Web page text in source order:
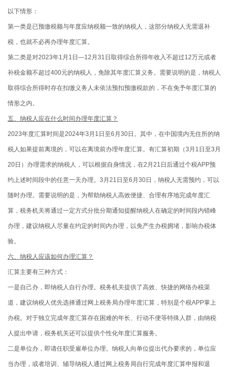
以下情形：
第一类是已预缴税额与年度应纳税额一致的纳税人，这部分纳税人无需退补
税，也就不必再办理年度汇算。
第二类是对2023年1月1日—12月31日取得综合所得年收入不超过12万元或者
补税金额不超过400元的纳税人，免除其年度汇算义务。需要说明的是，纳税人
取得综合所得时存在扣缴义务人未依法预扣预缴税款的，不在免予年度汇算的
情形之内。
五、纳税人应在什么时间办理年度汇算？
2023年度汇算时间是2024年3月1日至6月30日。其中，在中国境内无住所的纳
税人如果提前离境的，可以在离境前办理年度汇算。有汇算初期（3月1日至3月
20日）办理需求的纳税人，可以根据自身情况，在2月21日后通过个税APP预
约上述时间段中的任意一天办理。3月21日至6月30日，纳税人无需预约，可以
随时办理。需要说明的是，为帮助纳税人高效便捷、合理有序地完成年度汇
算，税务机关将通过一定方式分批分期通知提醒纳税人在确定的时间段内错峰
办理，建议纳税人尽量在约定的时间内办理，以免产生办税拥堵，影响办税体
验。
六、纳税人应该如何办理汇算？
汇算主要有三种方式：
一是自己办，即纳税人自行办理。税务机关提供了高效、快捷的网络办税渠
道，建议纳税人优先选择通过网上税务局办理年度汇算，特别是个税APP掌上
办税。对于独立完成年度汇算存在困难的年长、行动不便等特殊人群，由纳税
人提出申请，税务机关还可以提供个性化年度汇算服务。
二是单位办，即请任职受雇单位办理。纳税人向单位提出代办要求的，单位应
当办理，或者培训、辅导纳税人通过网上税务局自行完成年度汇算申报和退